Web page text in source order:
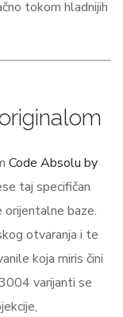
tokom hladnijih
Code Absolu by
taj specifičan
baze.
otvaranja i te
koja miris čini
varijanti se